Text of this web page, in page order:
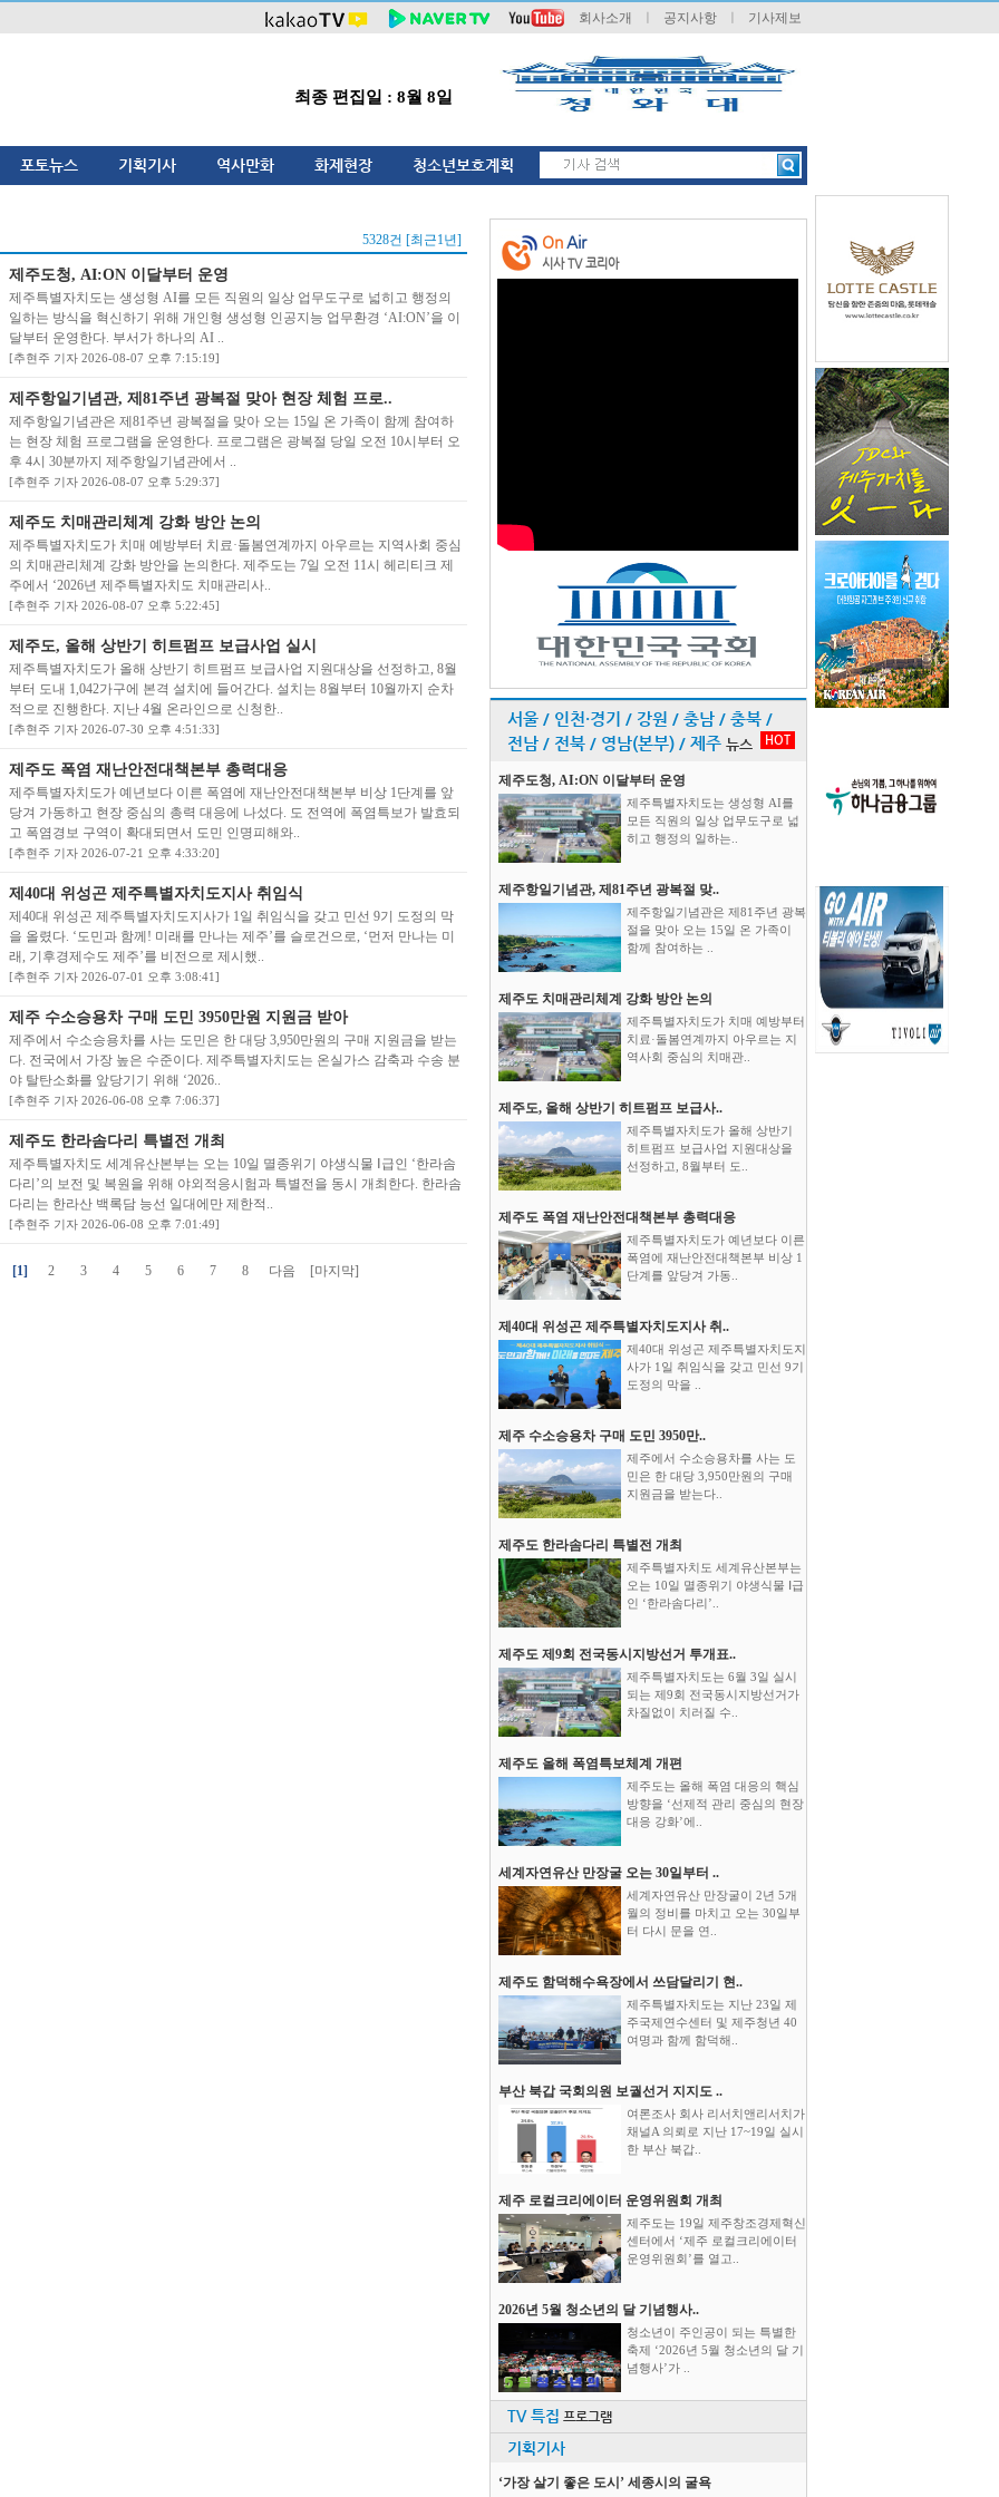
회사소개 공지사항 기사제보
최종 편집일 : 8월 8일
포토뉴스 기획기사 역사만화 화제현장 청소년보호계획
5328건 [최근1년]
제주도청, AI:ON 이달부터 운영
제주특별자치도는 생성형 AI를 모든 직원의 일상 업무도구로 넓히고 행정의
일하는 방식을 혁신하기 위해 개인형 생성형 인공지능 업무환경 ‘AI:ON’을 이
달부터 운영한다. 부서가 하나의 AI ..
[추현주 기자 2026-08-07 오후 7:15:19]
제주항일기념관, 제81주년 광복절 맞아 현장 체험 프로..
제주항일기념관은 제81주년 광복절을 맞아 오는 15일 온 가족이 함께 참여하
는 현장 체험 프로그램을 운영한다. 프로그램은 광복절 당일 오전 10시부터 오
후 4시 30분까지 제주항일기념관에서 ..
[추현주 기자 2026-08-07 오후 5:29:37]
제주도 치매관리체계 강화 방안 논의
제주특별자치도가 치매 예방부터 치료·돌봄연계까지 아우르는 지역사회 중심
의 치매관리체계 강화 방안을 논의한다. 제주도는 7일 오전 11시 헤리티크 제
주에서 ‘2026년 제주특별자치도 치매관리사..
[추현주 기자 2026-08-07 오후 5:22:45]
제주도, 올해 상반기 히트펌프 보급사업 실시
제주특별자치도가 올해 상반기 히트펌프 보급사업 지원대상을 선정하고, 8월
부터 도내 1,042가구에 본격 설치에 들어간다. 설치는 8월부터 10월까지 순차
적으로 진행한다. 지난 4월 온라인으로 신청한..
[추현주 기자 2026-07-30 오후 4:51:33]
제주도 폭염 재난안전대책본부 총력대응
제주특별자치도가 예년보다 이른 폭염에 재난안전대책본부 비상 1단계를 앞
당겨 가동하고 현장 중심의 총력 대응에 나섰다. 도 전역에 폭염특보가 발효되
고 폭염경보 구역이 확대되면서 도민 인명피해와..
[추현주 기자 2026-07-21 오후 4:33:20]
제40대 위성곤 제주특별자치도지사 취임식
제40대 위성곤 제주특별자치도지사가 1일 취임식을 갖고 민선 9기 도정의 막
을 올렸다. ‘도민과 함께! 미래를 만나는 제주’를 슬로건으로, ‘먼저 만나는 미
래, 기후경제수도 제주’를 비전으로 제시했..
[추현주 기자 2026-07-01 오후 3:08:41]
제주 수소승용차 구매 도민 3950만원 지원금 받아
제주에서 수소승용차를 사는 도민은 한 대당 3,950만원의 구매 지원금을 받는
다. 전국에서 가장 높은 수준이다. 제주특별자치도는 온실가스 감축과 수송 분
야 탈탄소화를 앞당기기 위해 ‘2026..
[추현주 기자 2026-06-08 오후 7:06:37]
제주도 한라솜다리 특별전 개최
제주특별자치도 세계유산본부는 오는 10일 멸종위기 야생식물 Ⅰ급인 ‘한라솜
다리’의 보전 및 복원을 위해 야외적응시험과 특별전을 동시 개최한다. 한라솜
다리는 한라산 백록담 능선 일대에만 제한적..
[추현주 기자 2026-06-08 오후 7:01:49]
[1] 2 3 4 5 6 7 8 다음 [마지막]
On Air
시사 TV 코리아
서울 / 인천·경기 / 강원 / 충남 / 충북 /
전남 / 전북 / 영남(본부) / 제주 뉴스 HOT
제주도청, AI:ON 이달부터 운영
제주특별자치도는 생성형 AI를
모든 직원의 일상 업무도구로 넓
히고 행정의 일하는..
제주항일기념관, 제81주년 광복절 맞..
제주항일기념관은 제81주년 광복
절을 맞아 오는 15일 온 가족이
함께 참여하는 ..
제주도 치매관리체계 강화 방안 논의
제주특별자치도가 치매 예방부터
치료·돌봄연계까지 아우르는 지
역사회 중심의 치매관..
제주도, 올해 상반기 히트펌프 보급사..
제주특별자치도가 올해 상반기
히트펌프 보급사업 지원대상을
선정하고, 8월부터 도..
제주도 폭염 재난안전대책본부 총력대응
제주특별자치도가 예년보다 이른
폭염에 재난안전대책본부 비상 1
단계를 앞당겨 가동..
제40대 위성곤 제주특별자치도지사 취..
제40대 위성곤 제주특별자치도지
사가 1일 취임식을 갖고 민선 9기
도정의 막을 ..
제주 수소승용차 구매 도민 3950만..
제주에서 수소승용차를 사는 도
민은 한 대당 3,950만원의 구매
지원금을 받는다..
제주도 한라솜다리 특별전 개최
제주특별자치도 세계유산본부는
오는 10일 멸종위기 야생식물 Ⅰ급
인 ‘한라솜다리’..
제주도 제9회 전국동시지방선거 투개표..
제주특별자치도는 6월 3일 실시
되는 제9회 전국동시지방선거가
차질없이 치러질 수..
제주도 올해 폭염특보체계 개편
제주도는 올해 폭염 대응의 핵심
방향을 ‘선제적 관리 중심의 현장
대응 강화’에..
세계자연유산 만장굴 오는 30일부터 ..
세계자연유산 만장굴이 2년 5개
월의 정비를 마치고 오는 30일부
터 다시 문을 연..
제주도 함덕해수욕장에서 쓰담달리기 현..
제주특별자치도는 지난 23일 제
주국제연수센터 및 제주청년 40
여명과 함께 함덕해..
부산 북갑 국회의원 보궐선거 지지도 ..
여론조사 회사 리서치앤리서치가
채널A 의뢰로 지난 17~19일 실시
한 부산 북갑..
제주 로컬크리에이터 운영위원회 개최
제주도는 19일 제주창조경제혁신
센터에서 ‘제주 로컬크리에이터
운영위원회’를 열고..
2026년 5월 청소년의 달 기념행사..
청소년이 주인공이 되는 특별한
축제 ‘2026년 5월 청소년의 달 기
념행사’가 ..
TV 특집 프로그램
기획기사
‘가장 살기 좋은 도시’ 세종시의 굴욕